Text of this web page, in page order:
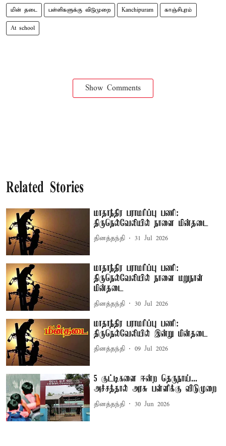
மின் தடை பள்ளிகளுக்கு விடுமுறை Kanchipuram காஞ்சிபுரம்
At school
Show Comments
Related Stories
மாதாந்திர பராமரிப்பு பணி:
திருநெல்வேலியில் நாளை மின்தடை
தினத்தந்தி 31 Jul 2026
மாதாந்திர பராமரிப்பு பணி:
திருநெல்வேலியில் நாளை மறுநாள்
மின்தடை
தினத்தந்தி 30 Jul 2026
மாதாந்திர பராமரிப்பு பணி:
திருநெல்வேலியில் இன்று மின்தடை
தினத்தந்தி 09 Jul 2026
5 குட்டிகளை ஈன்ற தெருநாய்...
அச்சத்தால் அரசு பள்ளிக்கு விடுமுறை
தினத்தந்தி 30 Jun 2026